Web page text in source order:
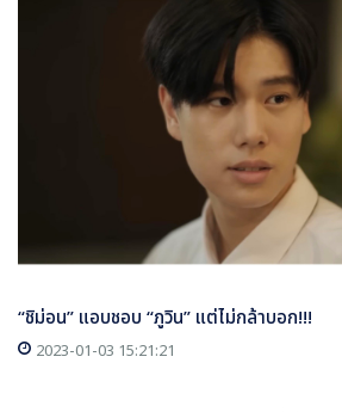
“ชิม่อน” แอบชอบ “ภูวิน” แต่ไม่กล้าบอก!!!
2023-01-03 15:21:21